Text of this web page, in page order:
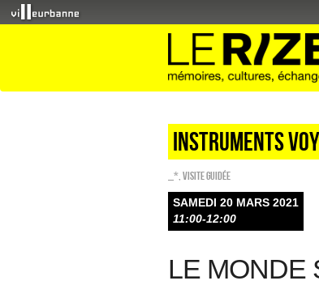
Instruments
_* Visite guidée
SAMEDI 20 MARS 2021
11:00-12:00
LE MONDE